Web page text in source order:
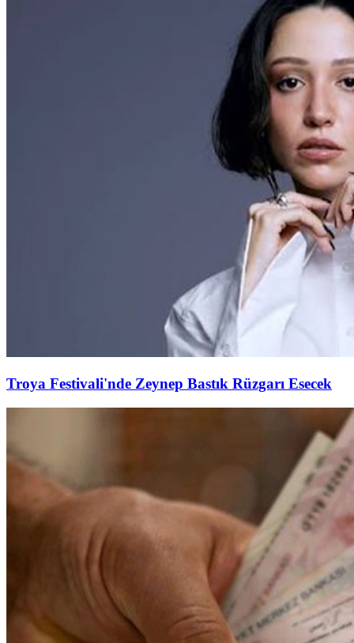
Troya Festivali'nde Zeynep Bastık Rüzgarı Esecek